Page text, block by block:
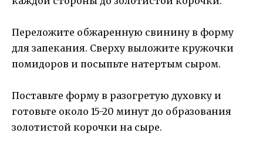
Переложите обжаренную свинину в форму
для запекания. Сверху выложите кружочки
помидоров и посыпьте натертым сыром.
Поставьте форму в разогретую духовку и
готовьте около 15-20 минут до образования
золотистой корочки на сыре.